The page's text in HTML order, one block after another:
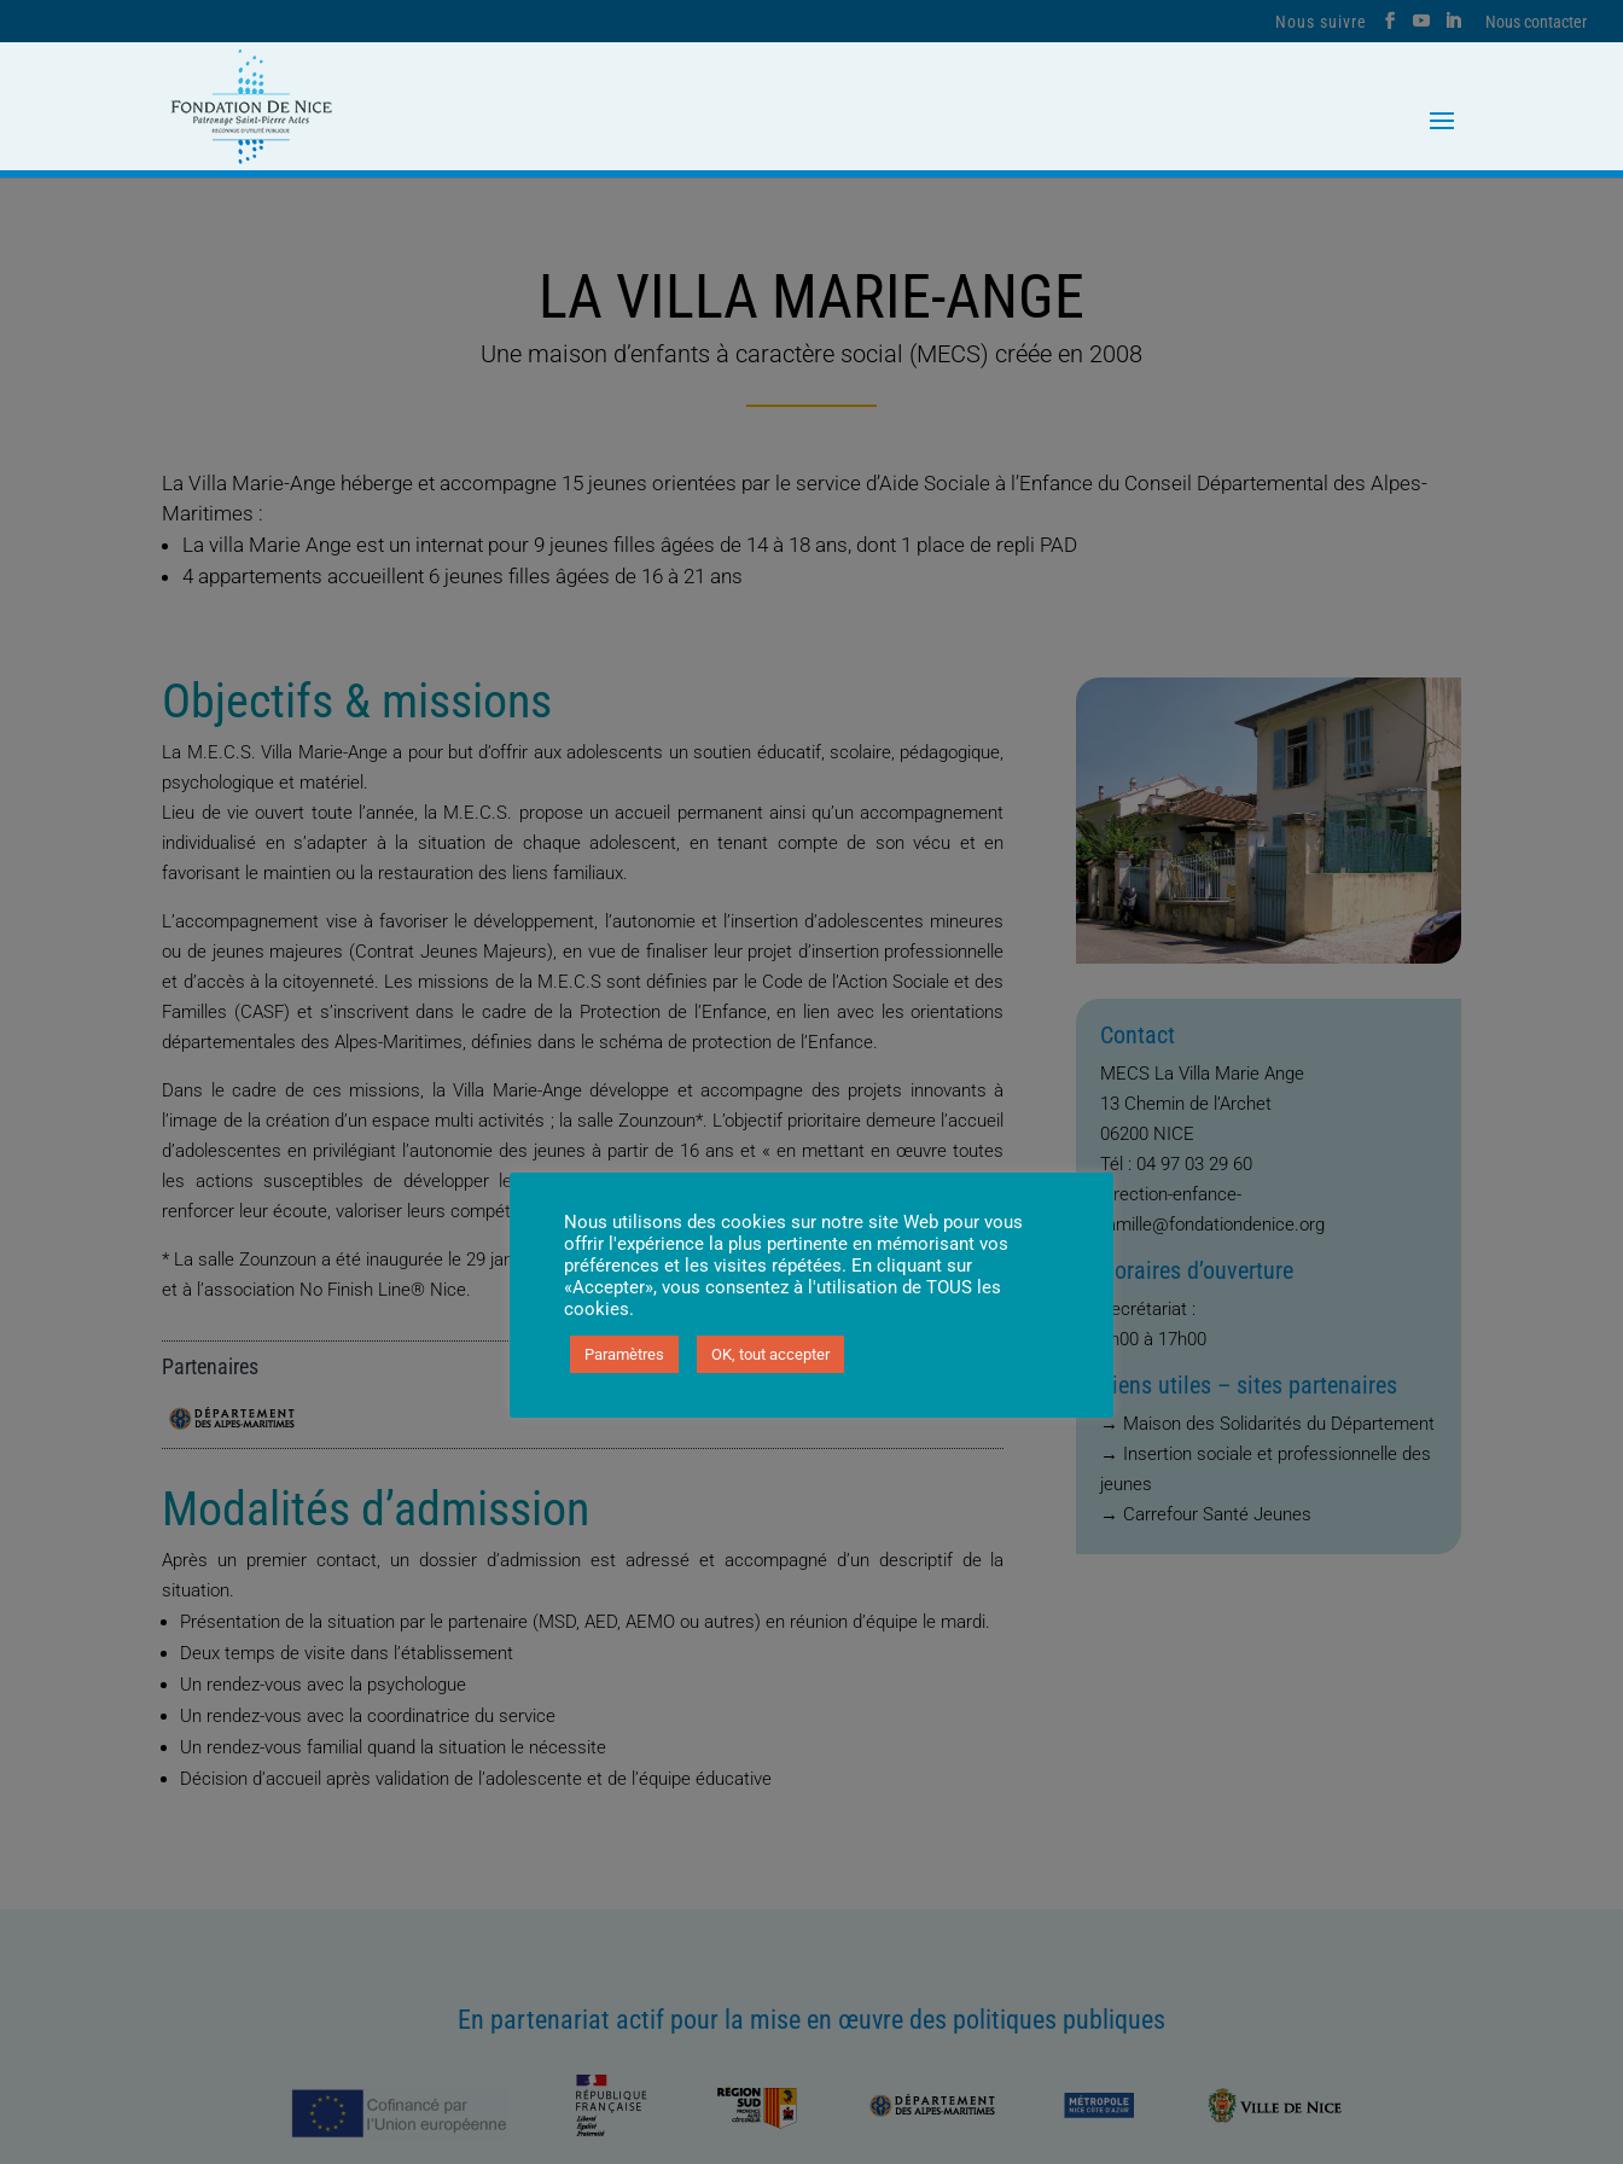
Nous contacter
LA VILLA MARIE-ANGE
Une maison d’enfants à caractère social (MECS) créée en 2008
La Villa Marie-Ange héberge et accompagne 15 jeunes orientées par le service d’Aide Sociale à l’Enfance du Conseil Départemental des Alpes-
Maritimes :
La villa Marie Ange est un internat pour 9 jeunes filles âgées de 14 à 18 ans, dont 1 place de repli PAD
4 appartements accueillent 6 jeunes filles âgées de 16 à 21 ans
Objectifs & missions
La M.E.C.S. Villa Marie-Ange a pour but d’offrir aux adolescents un soutien éducatif, scolaire, pédagogique,
psychologique et matériel.
Lieu de vie ouvert toute l’année, la M.E.C.S. propose un accueil permanent ainsi qu’un accompagnement
individualisé en s’adapter à la situation de chaque adolescent, en tenant compte de son vécu et en
favorisant le maintien ou la restauration des liens familiaux.
L’accompagnement vise à favoriser le développement, l’autonomie et l’insertion d’adolescentes mineures
ou de jeunes majeures (Contrat Jeunes Majeurs), en vue de finaliser leur projet d’insertion professionnelle
et d’accès à la citoyenneté. Les missions de la M.E.C.S sont définies par le Code de l’Action Sociale et des
Familles (CASF) et s’inscrivent dans le cadre de la Protection de l’Enfance, en lien avec les orientations
départementales des Alpes-Maritimes, définies dans le schéma de protection de l’Enfance.
Dans le cadre de ces missions, la Villa Marie-Ange développe et accompagne des projets innovants à
l’image de la création d’un espace multi activités ; la salle Zounzoun*. L’objectif prioritaire demeure l’accueil
d’adolescentes en privilégiant l’autonomie des jeunes à partir de 16 ans et « en mettant en œuvre toutes
les actions susceptibles de développer le pouvoir d’agir des enfants, des jeunes, des familles pour
renforcer leur écoute, valoriser leurs compétences afin augmenter leurs capacités d’action. »
* La salle Zounzoun a été inaugurée le 29 janvier 2020 grâce à l’association monégasqueChildren & Future
et à l’association No Finish Line® Nice.
Partenaires
Modalités d’admission
Après un premier contact, un dossier d’admission est adressé et accompagné d’un descriptif de la
situation.
Présentation de la situation par le partenaire (MSD, AED, AEMO ou autres) en réunion d’équipe le mardi.
Deux temps de visite dans l’établissement
Un rendez-vous avec la psychologue
Un rendez-vous avec la coordinatrice du service
Un rendez-vous familial quand la situation le nécessite
Décision d’accueil après validation de l’adolescente et de l’équipe éducative
Contact
MECS La Villa Marie Ange
13 Chemin de l’Archet
06200 NICE
Tél : 04 97 03 29 60
direction-enfance-
famille@fondationdenice.org
Horaires d’ouverture
Secrétariat :
8h00 à 17h00
Liens utiles – sites partenaires
→ Maison des Solidarités du Département
→ Insertion sociale et professionnelle des
jeunes
→ Carrefour Santé Jeunes
En partenariat actif pour la mise en œuvre des politiques publiques
Nous utilisons des cookies sur notre site Web pour vous
offrir l'expérience la plus pertinente en mémorisant vos
préférences et les visites répétées. En cliquant sur
«Accepter», vous consentez à l'utilisation de TOUS les
cookies.
Paramètres OK, tout accepter